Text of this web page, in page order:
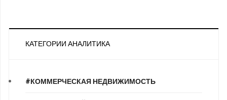
КАТЕГОРИИ АНАЛИТИКА
#КОММЕРЧЕСКАЯ НЕДВИЖИМОСТЬ